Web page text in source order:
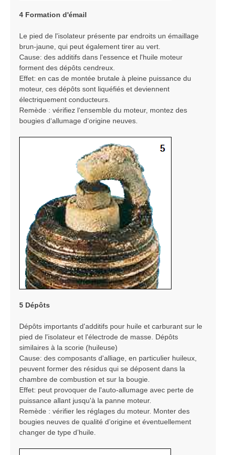
4 Formation d'émail
Le pied de l'isolateur présente par endroits un émaillage
brun-jaune, qui peut également tirer au vert.
Cause: des additifs dans l'essence et l'huile moteur
forment des dépôts cendreux.
Effet: en cas de montée brutale à pleine puissance du
moteur, ces dépôts sont liquéfiés et deviennent
électriquement conducteurs.
Remède : vérifiez l‘ensemble du moteur, montez des
bougies d‘allumage d‘origine neuves.
5 Dépôts
Dépôts importants d'additifs pour huile et carburant sur le
pied de l'isolateur et l'électrode de masse. Dépôts
similaires à la scorie (huileuse)
Cause: des composants d'alliage, en particulier huileux,
peuvent former des résidus qui se déposent dans la
chambre de combustion et sur la bougie.
Effet: peut provoquer de l'auto-allumage avec perte de
puissance allant jusqu'à la panne moteur.
Remède : vérifier les réglages du moteur. Monter des
bougies neuves de qualité d’origine et éventuellement
changer de type d’huile.